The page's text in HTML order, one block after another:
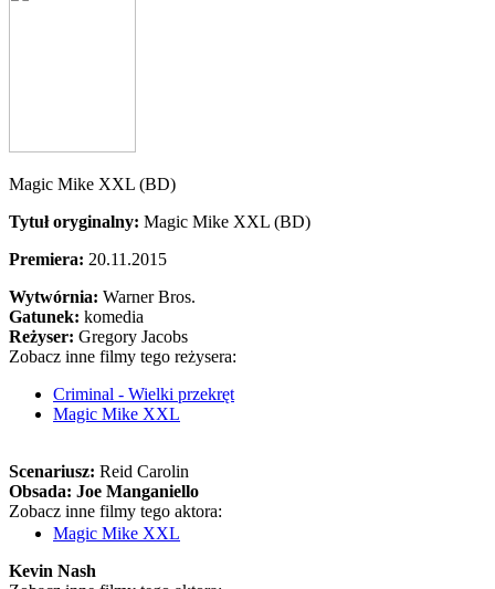
Magic Mike XXL (BD)
Tytuł oryginalny: Magic Mike XXL (BD)
Premiera: 20.11.2015
Wytwórnia: Warner Bros.
Gatunek: komedia
Reżyser: Gregory Jacobs
Zobacz inne filmy tego reżysera:
Criminal - Wielki przekręt
Magic Mike XXL
Scenariusz: Reid Carolin
Obsada: Joe Manganiello
Zobacz inne filmy tego aktora:
Magic Mike XXL
Kevin Nash